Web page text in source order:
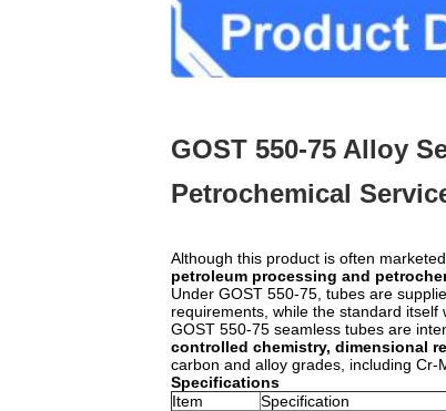
GOST 550-75 Alloy
Petrochemical
Although this product is often
petroleum processing and
Under GOST 550-75, tubes are
requirements, while the standard itself
GOST 550-75 seamless tubes are
controlled chemistry, dimensional
carbon and alloy grades, including Cr-
Specifications
Item
Specification